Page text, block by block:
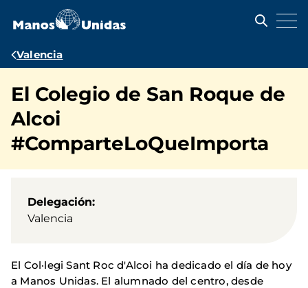
contenido
Ruta
navegación
Valencia
El Colegio de San Roque de
Alcoi
#ComparteLoQueImporta
Delegación
Valencia
El Col·legi Sant Roc d'Alcoi ha dedicado el día de hoy
a Manos Unidas. El alumnado del centro, desde